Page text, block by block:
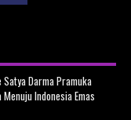
Satya Darma Pramuka
Indonesia Emas